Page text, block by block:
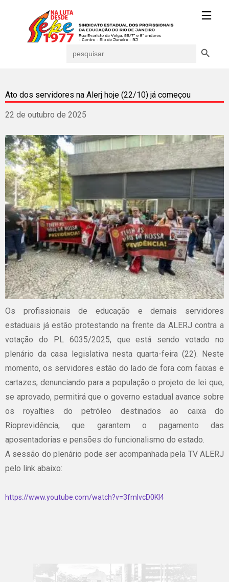
for:
Ato dos servidores na Alerj hoje (22/10) já começou
22 de outubro de 2025
Os profissionais de educação e demais servidores
estaduais já estão protestando na frente da ALERJ contra a
votação do PL 6035/2025, que está sendo votado no
plenário da casa legislativa nesta quarta-feira (22). Neste
momento, os servidores estão do lado de fora com faixas e
cartazes, denunciando para a população o projeto de lei que,
se aprovado, permitirá que o governo estadual avance sobre
os royalties do petróleo destinados ao caixa do
Rioprevidência, que garantem o pagamento das
aposentadorias e pensões do funcionalismo do estado.
A sessão do plenário pode ser acompanhada pela TV ALERJ
pelo link abaixo:
https://www.youtube.com/watch?v=3fmIvcD0Kl4